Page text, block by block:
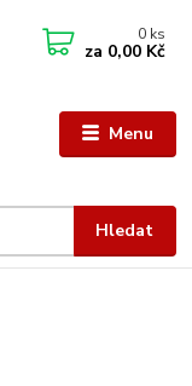
Menu
Hledat
0 ks
za 0,00 Kč